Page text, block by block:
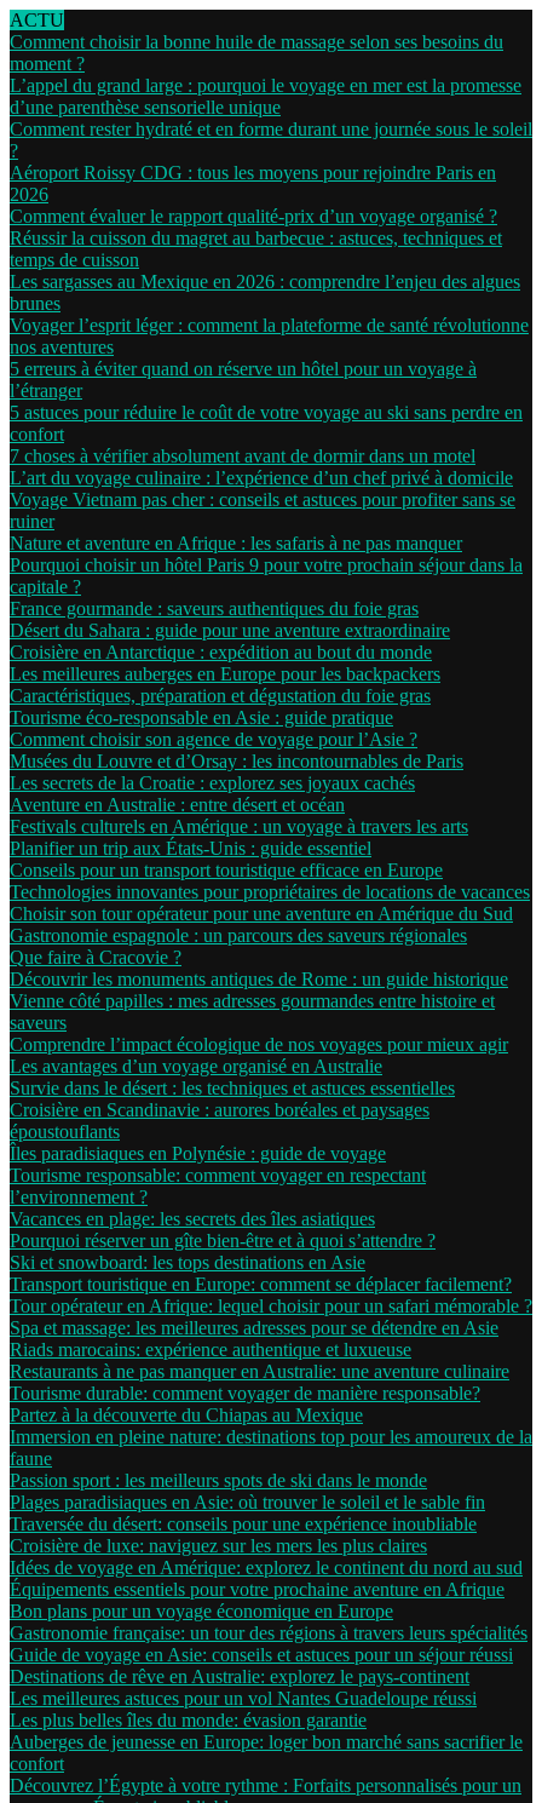
ACTU
Comment choisir la bonne huile de massage selon ses besoins du
moment ?
L’appel du grand large : pourquoi le voyage en mer est la promesse
d’une parenthèse sensorielle unique
Comment rester hydraté et en forme durant une journée sous le soleil
?
Aéroport Roissy CDG : tous les moyens pour rejoindre Paris en
2026
Comment évaluer le rapport qualité-prix d’un voyage organisé ?
Réussir la cuisson du magret au barbecue : astuces, techniques et
temps de cuisson
Les sargasses au Mexique en 2026 : comprendre l’enjeu des algues
brunes
Voyager l’esprit léger : comment la plateforme de santé révolutionne
nos aventures
5 erreurs à éviter quand on réserve un hôtel pour un voyage à
l’étranger
5 astuces pour réduire le coût de votre voyage au ski sans perdre en
confort
7 choses à vérifier absolument avant de dormir dans un motel
L’art du voyage culinaire : l’expérience d’un chef privé à domicile
Voyage Vietnam pas cher : conseils et astuces pour profiter sans se
ruiner
Nature et aventure en Afrique : les safaris à ne pas manquer
Pourquoi choisir un hôtel Paris 9 pour votre prochain séjour dans la
capitale ?
France gourmande : saveurs authentiques du foie gras
Désert du Sahara : guide pour une aventure extraordinaire
Croisière en Antarctique : expédition au bout du monde
Les meilleures auberges en Europe pour les backpackers
Caractéristiques, préparation et dégustation du foie gras
Tourisme éco-responsable en Asie : guide pratique
Comment choisir son agence de voyage pour l’Asie ?
Musées du Louvre et d’Orsay : les incontournables de Paris
Les secrets de la Croatie : explorez ses joyaux cachés
Aventure en Australie : entre désert et océan
Festivals culturels en Amérique : un voyage à travers les arts
Planifier un trip aux États-Unis : guide essentiel
Conseils pour un transport touristique efficace en Europe
Technologies innovantes pour propriétaires de locations de vacances
Choisir son tour opérateur pour une aventure en Amérique du Sud
Gastronomie espagnole : un parcours des saveurs régionales
Que faire à Cracovie ?
Découvrir les monuments antiques de Rome : un guide historique
Vienne côté papilles : mes adresses gourmandes entre histoire et
saveurs
Comprendre l’impact écologique de nos voyages pour mieux agir
Les avantages d’un voyage organisé en Australie
Survie dans le désert : les techniques et astuces essentielles
Croisière en Scandinavie : aurores boréales et paysages
époustouflants
Îles paradisiaques en Polynésie : guide de voyage
Tourisme responsable: comment voyager en respectant
l’environnement ?
Vacances en plage: les secrets des îles asiatiques
Pourquoi réserver un gîte bien-être et à quoi s’attendre ?
Ski et snowboard: les tops destinations en Asie
Transport touristique en Europe: comment se déplacer facilement?
Tour opérateur en Afrique: lequel choisir pour un safari mémorable ?
Spa et massage: les meilleures adresses pour se détendre en Asie
Riads marocains: expérience authentique et luxueuse
Restaurants à ne pas manquer en Australie: une aventure culinaire
Tourisme durable: comment voyager de manière responsable?
Partez à la découverte du Chiapas au Mexique
Immersion en pleine nature: destinations top pour les amoureux de la
faune
Passion sport : les meilleurs spots de ski dans le monde
Plages paradisiaques en Asie: où trouver le soleil et le sable fin
Traversée du désert: conseils pour une expérience inoubliable
Croisière de luxe: naviguez sur les mers les plus claires
Idées de voyage en Amérique: explorez le continent du nord au sud
Équipements essentiels pour votre prochaine aventure en Afrique
Bon plans pour un voyage économique en Europe
Gastronomie française: un tour des régions à travers leurs spécialités
Guide de voyage en Asie: conseils et astuces pour un séjour réussi
Destinations de rêve en Australie: explorez le pays-continent
Les meilleures astuces pour un vol Nantes Guadeloupe réussi
Les plus belles îles du monde: évasion garantie
Auberges de jeunesse en Europe: loger bon marché sans sacrifier le
confort
Découvrez l’Égypte à votre rythme : Forfaits personnalisés pour un